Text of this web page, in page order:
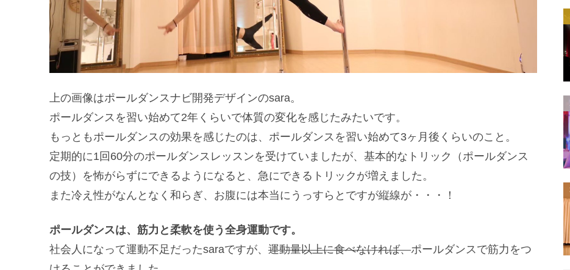
上の画像はポールダンスナビ開発デザインのsara。
ポールダンスを習い始めて2年くらいで体質の変化を感じたみたいです。
もっともポールダンスの効果を感じたのは、ポールダンスを習い始めて3ヶ月後くらいのこと。
定期的に1回60分のポールダンスレッスンを受けていましたが、基本的なトリック（ポールダンス
の技）を怖がらずにできるようになると、急にできるトリックが増えました。
また冷え性がなんとなく和らぎ、お腹には本当にうっすらとですが縦線が・・・！
ポールダンスは、筋力と柔軟を使う全身運動です。
社会人になって運動不足だったsaraですが、 運動量以上に食べなければ、ポールダンスで筋力をつ